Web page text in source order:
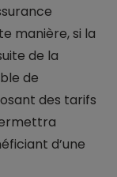
manière, si la
de la
de
des tarifs
d’une